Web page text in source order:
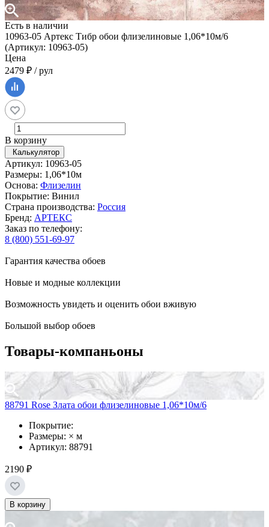
Есть в наличии
10963-05 Артекс Тибр обои флизелиновые 1,06*10м/6
(Артикул: 10963-05)
Цена
2479 ₽ / рул
В корзину
Калькулятор
Артикул: 10963-05
Размеры: 1,06*10м
Основа: Флизелин
Покрытие: Винил
Страна производства: Россия
Бренд: АРТЕКС
Заказ по телефону:
8 (800) 551-69-97
Гарантия качества обоев
Новые и модные коллекции
Возможность увидеть и оценить обои вживую
Большой выбор обоев
Товары-компаньоны
88791 Rose Злата обои флизелиновые 1,06*10м/6
Покрытие:
Размеры: × м
Артикул: 88791
2190 ₽
В корзину